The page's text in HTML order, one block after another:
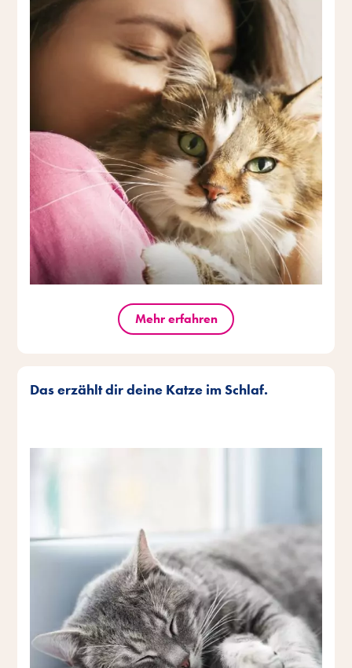
Mehr erfahren
Das erzählt dir deine Katze im Schlaf.